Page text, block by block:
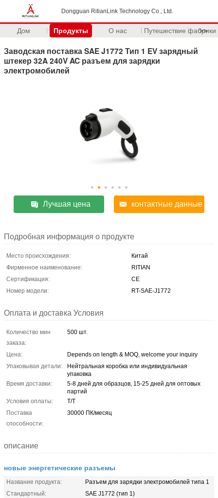
Dongguan RitianLink Technology Co., Ltd.
Дом Продукты О нас Путешествие фабрики
>>
Заводская поставка SAE J1772 Тип 1 EV зарядный
штекер 32A 240V AC разъем для зарядки
электромобилей
Лучшая цена контактные данные
Подробная информация о продукте
Место происхождения:
Китай
Фирменное наименование:
RITIAN
Сертификация:
CE
Номер модели:
RT-SAE-J1772
Оплата и доставка Условия
Количество мин
заказа:
500 шт.
Цена:
Depends on length & MOQ, welcome your inquiry
Упаковывая детали:
Нейтральная коробка или индивидуальная
упаковка
Время доставки:
5-8 дней для образцов, 15-25 дней для оптовых
партий
Условия оплаты:
Т/Т
Поставка
способности:
30000 ПК/месяц
описание
новые энергетические разъемы
Название продукта:
Разъем для зарядки электромобилей типа 1
Стандартный:
SAE J1772 (тип 1)